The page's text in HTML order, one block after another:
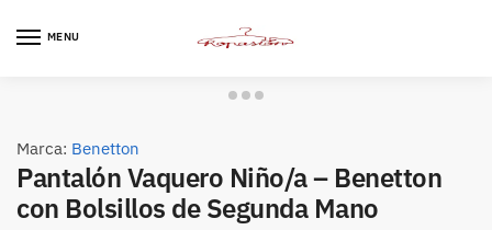
MENU
Marca: Benetton
Pantalón Vaquero Niño/a – Benetton
con Bolsillos de Segunda Mano